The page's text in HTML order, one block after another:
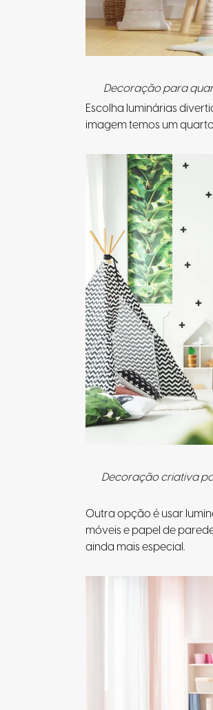
Decoração para
Escolha luminárias
imagem temos um
Decoração criativa
Outra opção é usar
móveis e papel de
ainda mais especial.